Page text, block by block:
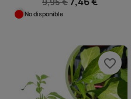
9,95 €
No disponible
favorite_border